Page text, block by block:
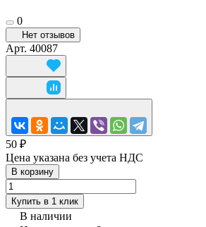
0
Нет отзывов
Арт. 40087
50 ₽
Цена указана без учета НДС
В корзину
Купить в 1 клик
В наличии